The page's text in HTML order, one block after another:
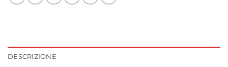
DESCRIZIONE